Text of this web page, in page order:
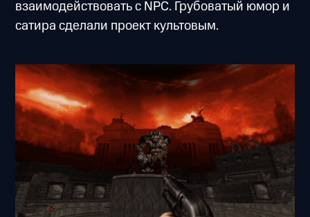
взаимодействовать с NPC. Грубоватый юмор и
сатира сделали проект культовым.